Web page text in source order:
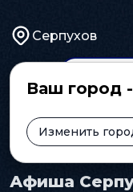
Серпухов
Ваш город
Изменить
Главная Афиша
Афиша